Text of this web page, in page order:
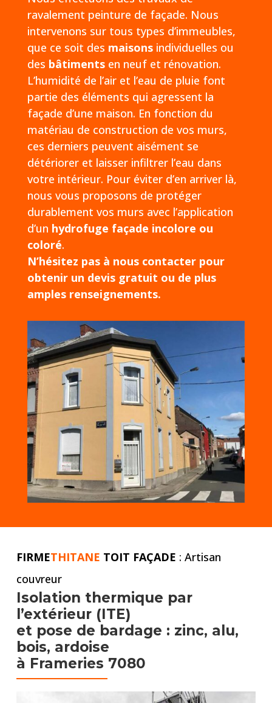
ravalement peinture de façade. Nous
intervenons sur tous types d’immeubles,
que ce soit des maisonsindividuelles ou
des bâtimentsen neuf et rénovation.
L’humidité de l’air et l’eau de pluie font
partie des éléments qui agressent la
façade d’une maison. En fonction du
matériau de construction de vos murs,
ces derniers peuvent aisément se
détériorer et laisser infiltrer l’eau dans
votre intérieur. Pour éviter d’en arriver là,
nous vous proposons de protéger
durablement vos murs avec l’application
d’un hydrofuge façade incolore ou
coloré.
N’hésitez pas à nous contacter pour
obtenir un devis gratuit ou de plus
amples renseignements.
FIRMETHITANE TOIT FAÇADE : Artisan
couvreur
Isolation thermique par
l’extérieur (ITE)
et pose de bardage : zinc, alu,
bois, ardoise
à Frameries 7080